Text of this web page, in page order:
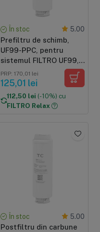
În stoc 5.00
Prefiltru de schimb,
UF99-PPC, pentru
sistemul FILTRO UF99,
cartus 2 in 1 din
polipropilena si carbune
activat bloc
PRP: 170,01 lei
125,01 lei
112,50 lei (-10%) cu
FILTRO Relax
În stoc 5.00
Postfiltru din carbune